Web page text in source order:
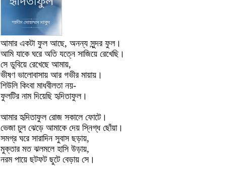
আমার একটা ফুল আছে, অনন্য সুন্দর ফুল।
আমি যাকে ঘরে অতি যত্নে সাজিয়ে রেখেছি।
সে ডুবিয়ে রেখেছে আমায়,
ভীষণ ভালোবাসায় আর গভীর মায়ায়।
শিউলি কিংবা মাধবীলতা নয়-
ফুলটির নাম দিয়েছি হৃদিতাফুল।
আমার হৃদিতাফুল রোজ সকালে ফোটে।
ভেজা চুল ঝেড়ে আমাকে দেয় স্নিগ্ধ ছোঁয়া।
সমগ্র ঘরে সারাদিন সুবাস ছড়ায়,
মুক্তার মত ঝলমলে হাসি উড়ায়,
নরম পায়ে ছটফট ছুটে বেড়ায় সে।